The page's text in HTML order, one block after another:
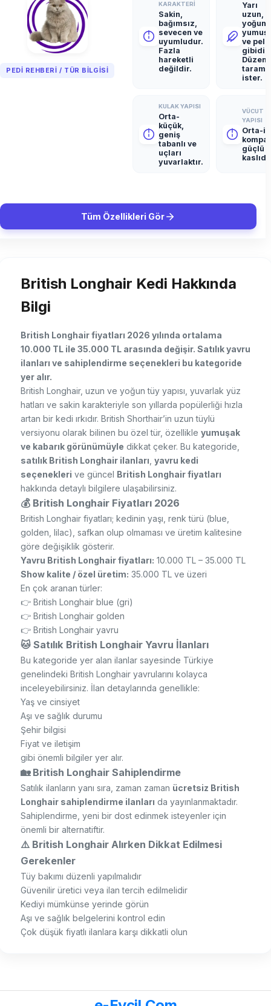
PEDI REHBERI / TÜR BILGISI
KARAKTERI
Sakin,
bağımsız,
sevecen ve
uyumludur.
Fazla
hareketli
değildir.
Yarı
uzun,
yoğun,
ve
gibidir.
tarama
ister.
KULAK YAPISI
Orta-
küçük,
geniş
tabanlı ve
uçları
yuvarlaktır.
VÜCUT
YAPISI
Orta-
güçlü
Tüm Özellikleri Gör
British Longhair Kedi Hakkında
Bilgi
British Longhair fiyatları 2026 yılında ortalama
10.000 TL ile 35.000 TL arasında değişir. Satılık yavru
ilanları ve sahiplendirme seçenekleri bu kategoride
yer alır.
British Longhair, uzun ve yoğun tüy yapısı, yuvarlak yüz
hatları ve sakin karakteriyle son yıllarda popülerliği hızla
artan bir kedi ırkıdır. British Shorthair’in uzun tüylü
versiyonu olarak bilinen bu özel tür, özellikle yumuşak
ve kabarık görünümüyle dikkat çeker. Bu kategoride,
satılık British Longhair ilanları yavru kedi
seçenekleri ve güncel British Longhair fiyatları
hakkında detaylı bilgilere ulaşabilirsiniz.
💰 British Longhair Fiyatları 2026
British Longhair fiyatları; kedinin yaşı, renk türü (blue,
golden, lilac), safkan olup olmaması ve üretim kalitesine
göre değişiklik gösterir.
Yavru British Longhair fiyatları: 10.000 TL – 35.000 TL
Show kalite / özel üretim: 35.000 TL ve üzeri
En çok aranan türler:
👉 British Longhair blue (gri)
👉 British Longhair golden
👉 British Longhair yavru
🐱 Satılık British Longhair Yavru İlanları
Bu kategoride yer alan ilanlar sayesinde Türkiye
genelindeki British Longhair yavrularını kolayca
inceleyebilirsiniz. İlan detaylarında genellikle:
Yaş ve cinsiyet
Aşı ve sağlık durumu
Şehir bilgisi
Fiyat ve iletişim
gibi önemli bilgiler yer alır.
🏡 British Longhair Sahiplendirme
Satılık ilanların yanı sıra, zaman zaman ücretsiz British
Longhair sahiplendirme ilanları da yayınlanmaktadır.
Sahiplendirme, yeni bir dost edinmek isteyenler için
önemli bir alternatiftir.
⚠️ British Longhair Alırken Dikkat Edilmesi
Gerekenler
Tüy bakımı düzenli yapılmalıdır
Güvenilir üretici veya ilan tercih edilmelidir
Kediyi mümkünse yerinde görün
Aşı ve sağlık belgelerini kontrol edin
Çok düşük fiyatlı ilanlara karşı dikkatli olun